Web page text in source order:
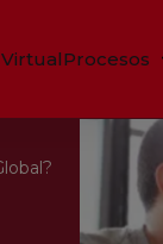
Procesos